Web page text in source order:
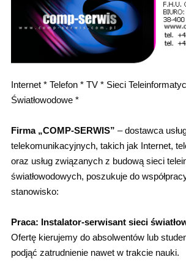
Internet * Telefon * TV * Sieci
Światłowodowe *
Firma „COMP-SERWIS” – dostawca
telekomunikacyjnych, takich jak Internet,
oraz usług związanych z budową sieci
światłowodowych, poszukuje do
stanowisko:
Praca: Instalator-serwisant sieci
Ofertę kierujemy do absolwentów lub
podjąć zatrudnienie nawet w trakcie nauki.